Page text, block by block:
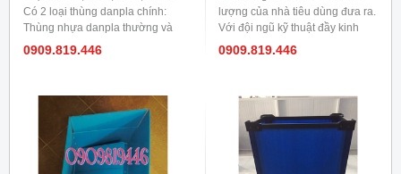
Có 2 loại thùng danpla chính:
Thùng nhựa danpla thường và
thùng nhựa danpla chống tĩnh
0909.819.446
lượng của nhà tiêu dùng đưa ra.
Với đội ngũ kỹ thuật đầy kinh
nghiệm có thể lên ý tưởng cho 1
0909.819.446